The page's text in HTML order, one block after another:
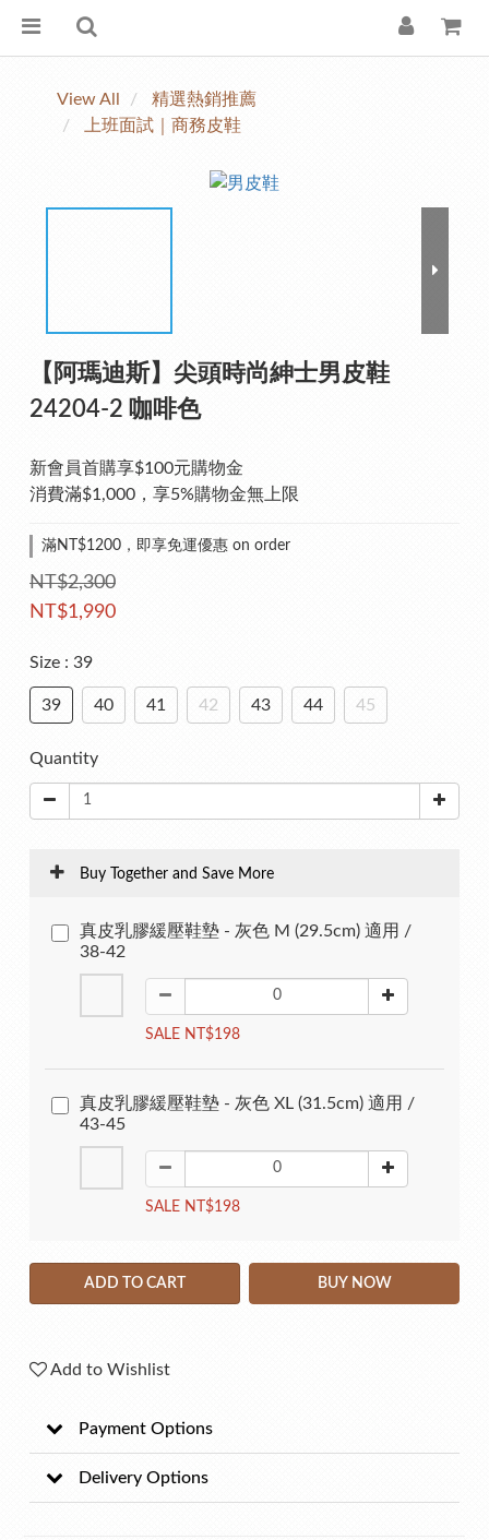
View All
精選熱銷推薦
上班面試｜商務皮鞋
【阿瑪迪斯】尖頭時尚紳士男皮鞋
24204-2 咖啡色
新會員首購享$100元購物金
消費滿$1,000，享5%購物金無上限
滿NT$1200，即享免運優惠 on order
NT$2,300
NT$1,990
Size : 39
39 40 41 42 43 44 45
Quantity
Buy Together and Save More
真皮乳膠緩壓鞋墊 - 灰色 M (29.5cm) 適用 /
38-42
SALE NT$198
真皮乳膠緩壓鞋墊 - 灰色 XL (31.5cm) 適用 /
43-45
SALE NT$198
ADD TO CART BUY NOW
Add to Wishlist
Payment Options
Delivery Options